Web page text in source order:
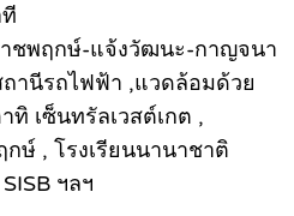
ชพฤกษ์-แจ้งวัฒนะ-กาญจนา
ถานีรถไฟฟ้า ,แวดล้อมด้วย
เซ็นทรัลเวสต์เกต ,
ษ์ , โรงเรียนนานาชาติ
ฯลฯ